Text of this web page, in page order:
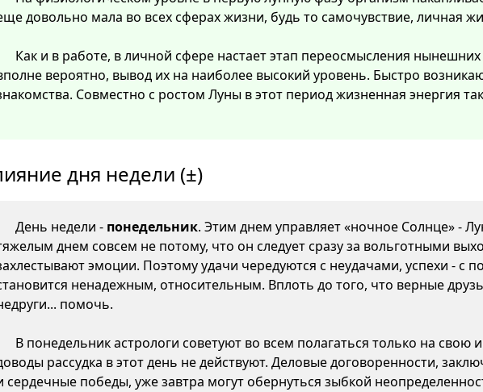
довольно мала во всех сферах жизни, будь то самочувствие, личная
Как и в работе, в личной сфере настает этап переосмысления
вероятно, вывод их на наиболее высокий уровень. Быстро
Совместно с ростом Луны в этот период жизненная энергия
дня недели (±)
День недели - понедельник. Этим днем управляет «ночное Солнце» -
днем совсем не потому, что он следует сразу за вольготными
эмоции. Поэтому удачи чередуются с неудачами, успехи - с
ненадежным, относительным. Вплоть до того, что верные
помочь.
В понедельник астрологи советуют во всем полагаться только на свою
рассудка в этот день не действуют. Деловые договоренности,
сердечные победы, уже завтра могут обернуться зыбкой